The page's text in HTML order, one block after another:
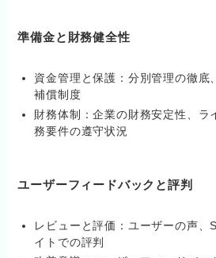
準備金と財務健全性
資金管理と保護：分別管理の徹底
補償制度
財務体制：企業の財務安定性、ラ
務要件の遵守状況
ユーザーフィードバックと評判
レビューと評価：ユーザーの声、
イトでの評判